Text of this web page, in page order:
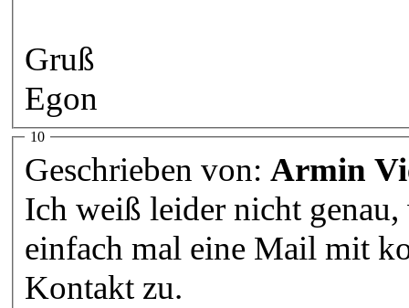
Gruß
Egon
10
Geschrieben von: Armin
Ich weiß leider nicht
einfach mal eine Mail mit
Kontakt zu.